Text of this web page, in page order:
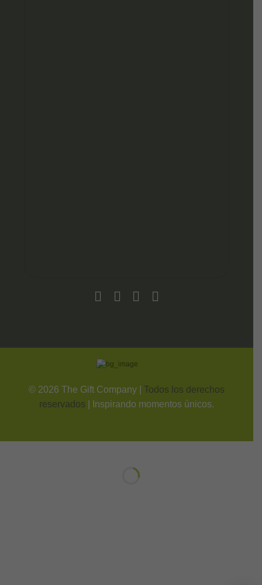
© 2026 The Gift Company | Todos los derechos
reservados
| Inspirando momentos únicos.